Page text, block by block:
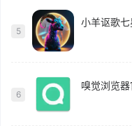
5
小羊讴歌
6
嗅觉浏览